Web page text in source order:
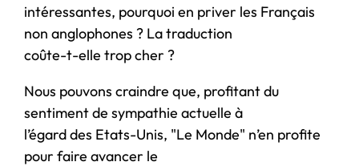
intéressantes, pourquoi en priver les Français
non anglophones ? La traduction
coûte-t-elle trop cher ?
Nous pouvons craindre que, profitant du
sentiment de sympathie actuelle à
l’égard des Etats-Unis, "Le Monde" n’en profite
pour faire avancer le